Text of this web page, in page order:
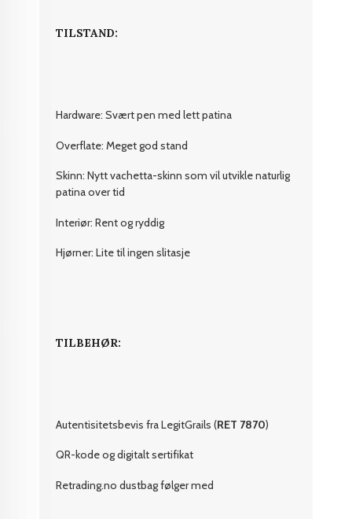
TILSTAND:
Hardware: Svært pen med lett patina
Overflate: Meget god stand
Skinn: Nytt vachetta-skinn som vil utvikle naturlig
patina over tid
Interiør: Rent og ryddig
Hjørner: Lite til ingen slitasje
TILBEHØR:
Autentisitetsbevis fra LegitGrails (RET 7870)
QR-kode og digitalt sertifikat
Retrading.no dustbag følger med